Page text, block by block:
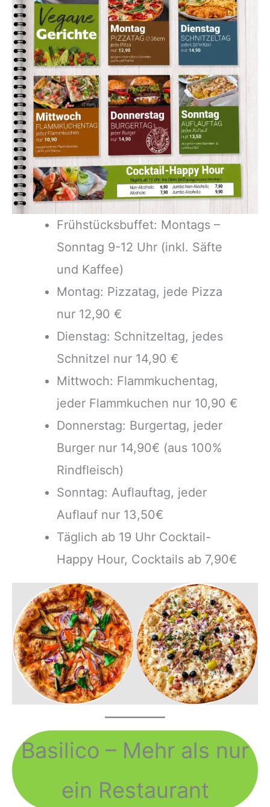
Frühstücksbuffet: Montags –
Sonntag 9-12 Uhr (inkl. Säfte
und Kaffee)
Montag: Pizzatag, jede Pizza
nur 12,90 €
Dienstag: Schnitzeltag, jedes
Schnitzel nur 14,90 €
Mittwoch: Flammkuchentag,
jeder Flammkuchen nur 10,90 €
Donnerstag: Burgertag, jeder
Burger nur 14,90€ (aus 100%
Rindfleisch)
Sonntag: Auflauftag, jeder
Auflauf nur 13,50€
Täglich ab 19 Uhr Cocktail-
Happy Hour, Cocktails ab 7,90€
Basilico – Mehr als nur
ein Restaurant